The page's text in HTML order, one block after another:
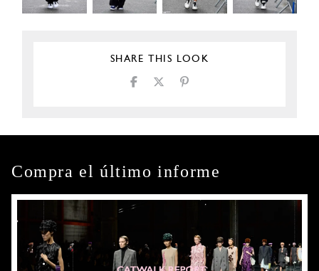
SHARE THIS LOOK
Compra el último informe